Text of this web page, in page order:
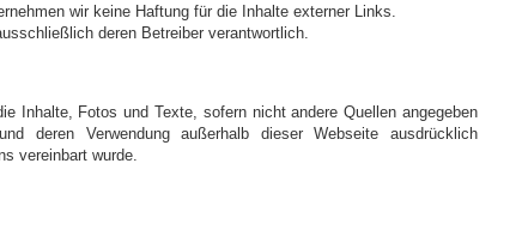
wir keine Haftung für die Inhalte externer Links.
deren Betreiber verantwortlich.
Inhalte, Fotos und Texte, sofern nicht andere Quellen angegeben
deren Verwendung außerhalb dieser Webseite ausdrücklich
vereinbart wurde.